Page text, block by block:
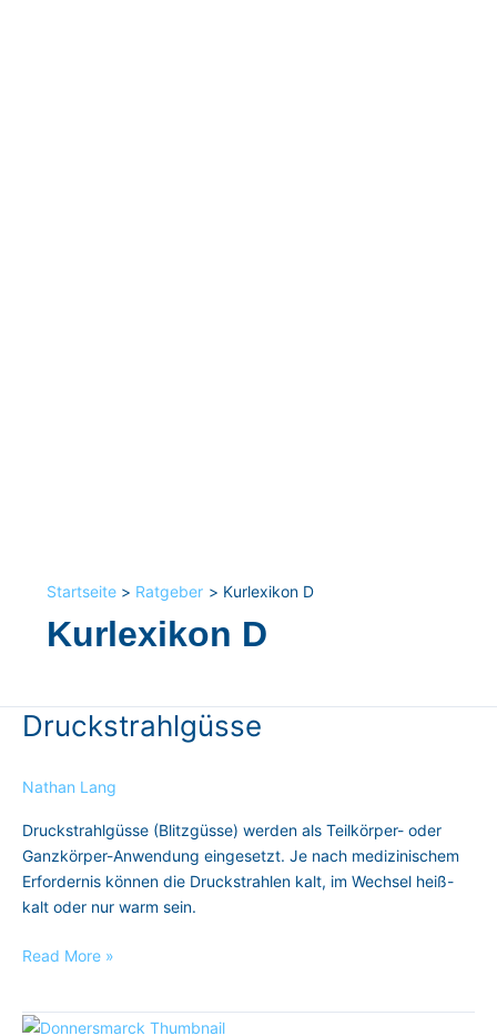
Startseite Ratgeber Kurlexikon D
Kurlexikon D
Druckstrahlgüsse
Nathan Lang
Druckstrahlgüsse (Blitzgüsse) werden als Teilkörper- oder
Ganzkörper-Anwendung eingesetzt. Je nach medizinischem
Erfordernis können die Druckstrahlen kalt, im Wechsel heiß-
kalt oder nur warm sein.
Druckstrahlgüsse
Read More »
Donnersmarck-